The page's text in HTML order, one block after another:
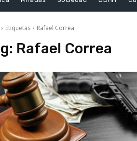
Etiquetas Rafael Correa
Rafael Correa